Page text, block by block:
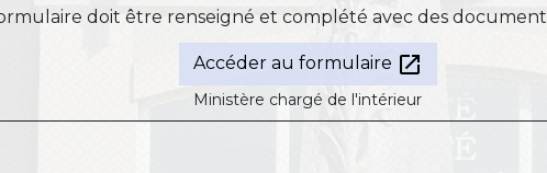
doit être renseigné et complété avec des
Accéder au formulaire open_in_new
Ministère chargé de l'intérieur